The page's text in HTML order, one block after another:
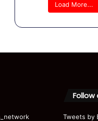
Gandhi |
Akhilesh
|
Load More...
Tweets by